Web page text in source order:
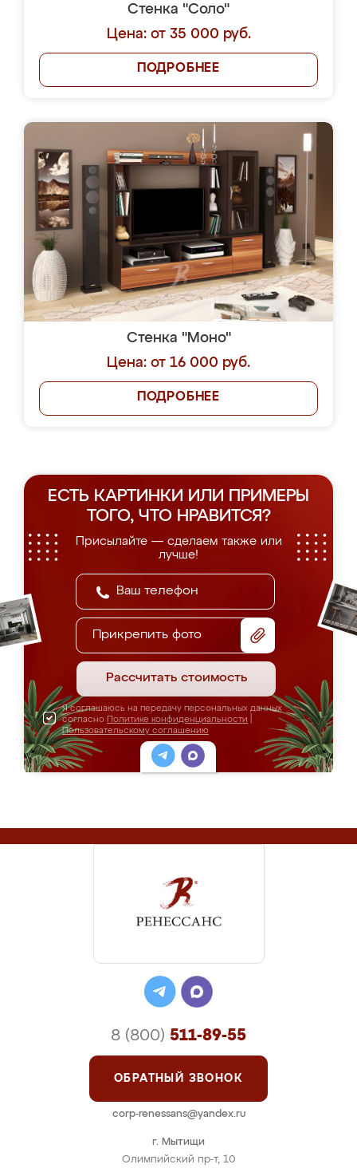
Стенка "Соло"
Цена: от 35 000 руб.
ПОДРОБНЕЕ
Стенка "Моно"
Цена: от 16 000 руб.
ПОДРОБНЕЕ
ЕСТЬ КАРТИНКИ ИЛИ ПРИМЕРЫ
ТОГО, ЧТО НРАВИТСЯ?
Присылайте — сделаем также или
лучше!
Прикрепить фото
Рассчитать стоимость
Я соглашаюсь на передачу персональных данных
согласно Политике конфиденциальности
Пользовательскому соглашению
г. Мытищи
Олимпийский пр-т, 10
8 (800) 511-89-55
ОБРАТНЫЙ ЗВОНОК
corp-renessans@yandex.ru